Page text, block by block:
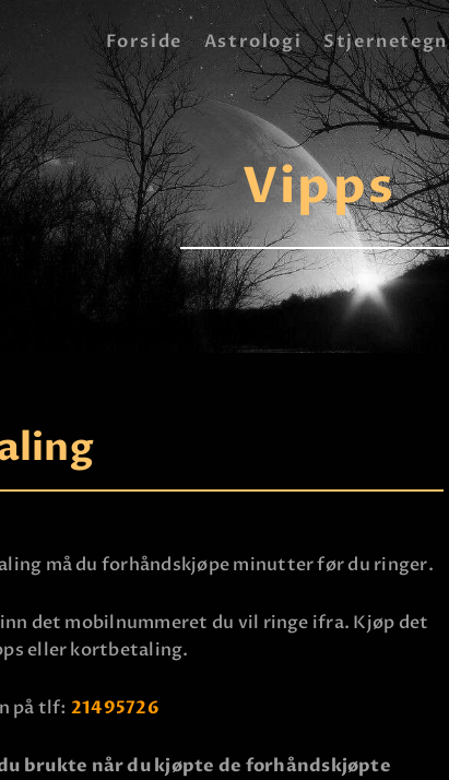
Forside Astrologi Stjernetegn
FORSIDE
ASTROLOGI
STJERNETEGN
TAROTKORT
KLARSYNTE
BLOGG
BETALING
JOBBE SOM
FAQ
KONTAKT OSS
Vipps
må du forhåndskjøpe minutter før du ringer.
det mobilnummeret du vil ringe ifra. Kjøp det
eller kortbetaling.
på tlf: 21495726
brukte når du kjøpte de forhåndskjøpte